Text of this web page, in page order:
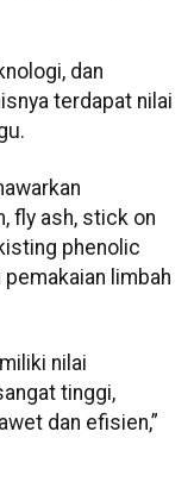
dan
terdapat nilai
fly ash, stick on
phenolic
limbah
nilai
tinggi,
dan efisien,”